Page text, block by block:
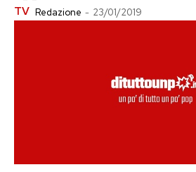
TV Redazione - 23/01/2019